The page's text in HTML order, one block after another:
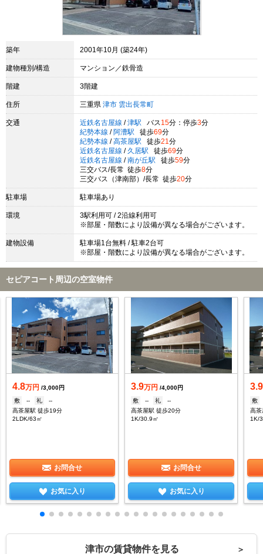
築年 2001年10月 (築24年)
建物種別/構造 マンション／鉄骨造
階建 3階建
住所 三重県 津市 雲出長常町
交通 近鉄名古屋線 / 津駅 バス 15分：停歩3分
紀勢本線 / 阿漕駅 徒歩69分
紀勢本線 / 高茶屋駅 徒歩21 分
近鉄名古屋線 / 久居駅 徒歩69分
近鉄名古屋線 / 南が丘駅 徒歩59分
三交バス/長常 徒歩8分
三交バス（津南部）/長常 徒歩20分
駐車場 駐車場あり
環境
3駅利用可 / 2沿線利用可
※部屋・階数により設備が異なる場合がございます。
建物設備
駐車場1台無料 / 駐車2台可
※部屋・階数により設備が異なる場合がございます。
セピアコート周辺の空室物件
4.8万円 /3,000円
敷
-- 礼
--
高茶屋駅 徒歩19分
2LDK/63㎡
お問合せ
お気に入り
3.9万円 /4,000円
敷
-- 礼
--
高茶屋駅 徒歩20分
1K/30.9㎡
お問合せ
お気に入り
3.9
敷
高
1K/
津市の賃貸物件を見る ＞